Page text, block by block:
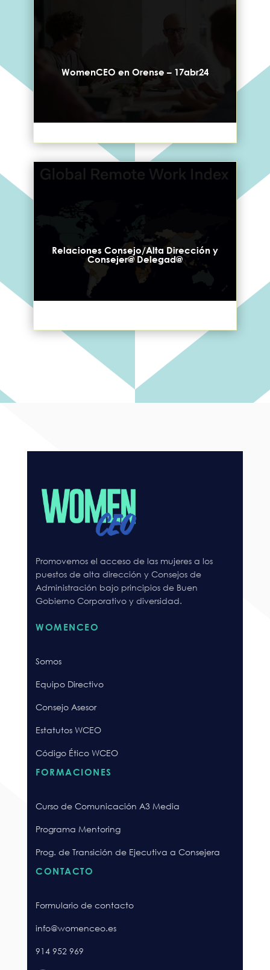
WomenCEO en Orense – 17abr24​
Relaciones Consejo/Alta Dirección y
Consejer@ Delegad@
Promovemos el acceso de las mujeres a los
puestos de alta dirección y Consejos de
Administración bajo principios de Buen
Gobierno Corporativo y diversidad.
WOMENCEO
Somos
Equipo Directivo
Consejo Asesor
Estatutos WCEO
Código Ético WCEO
FORMACIONES
Curso de Comunicación A3 Media
Programa Mentoring
Prog. de Transición de Ejecutiva a Consejera
CONTACTO
Formulario de contacto
info@womenceo.es
914 952 969